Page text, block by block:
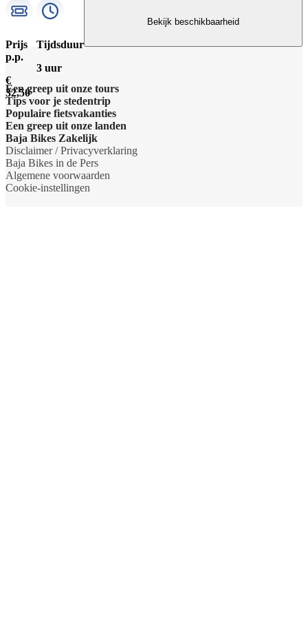
Prijs
p.p.
€
32,50
Tijdsduur
3 uur
Bekijk beschikbaarheid
Een greep uit onze tours
Barcelona Panorama tour
Dubai Highlights fietstour
Dublin fietstour
Kaapstad Township tour
Tips voor je stedentrip
Wat te doen in Amsterdam
Wat te doen in Barcelona
Wat te doen in Berlijn
Wat te doen in Boedapest
Populaire fietsvakanties
Fietsvakantie Duitsland
Fietsvakantie Frankrijk
Fietsvakantie Italie
Een greep uit onze landen
Belgie
Denemarken
Baja Bikes Zakelijk
Neem contact op
Over ons
Disclaimer / Privacyverklaring
Baja Bikes in de Pers
Algemene voorwaarden
Cookie-instellingen